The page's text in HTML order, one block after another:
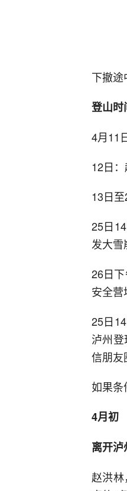
下撤
登山时
4月11
12日
13日
25日
发大雪
26日
安全营
25日
泸州
信朋友
如果
4月初
离开
赵洪